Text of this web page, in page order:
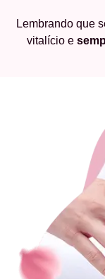
Lembrando que
vitalício e